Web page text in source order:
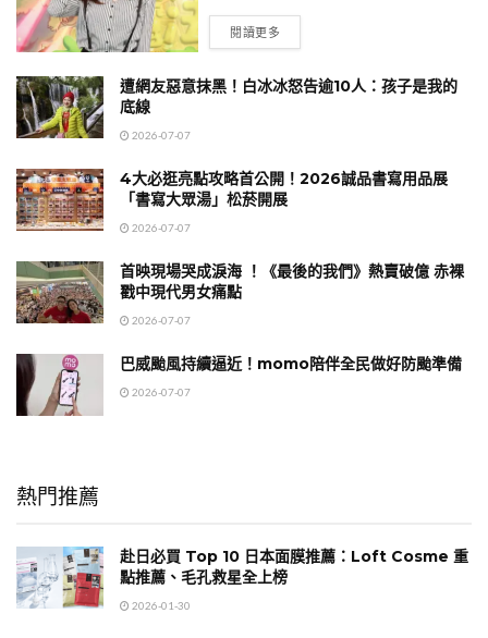
閱讀更多
遭網友惡意抹黑！白冰冰怒告逾10人：孩子是我的
底線
2026-07-07
4大必逛亮點攻略首公開！2026誠品書寫用品展
「書寫大眾湯」松菸開展
2026-07-07
首映現場哭成淚海 ！《最後的我們》熱賣破億 赤裸
戳中現代男女痛點
2026-07-07
巴威颱風持續逼近！momo陪伴全民做好防颱準備
2026-07-07
熱門推薦
赴日必買 Top 10 日本面膜推薦：Loft Cosme 重
點推薦、毛孔救星全上榜
2026-01-30